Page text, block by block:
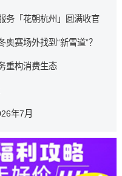
会的完整生活叙事。…
人民文学》主编身份，谈
接读者。…
务「花朝杭州」圆满收官
景点，重磅推出了一组城
奥赛场外找到“新雪道”？
蔻、橘朵、INTO YOU等
生活。…
重构消费生态
系的深度布局，为行业转
更重新定义了中高端整装
键阶段。向新场景要增
年7月
成，半田修平负责人物设